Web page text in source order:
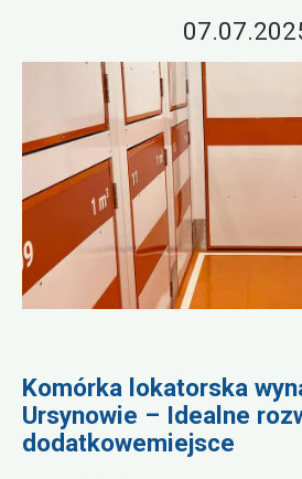
Komórka lokatorska
Ursynowie – Idealne
dodatkowemiejsce